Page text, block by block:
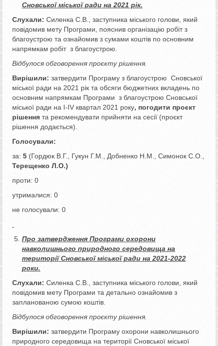
Сновської міської ради на 2021 рік.
Слухали: Силенка С.В., заступника міського голови, який
повідомив мету Програми, пояснив організацію робіт з
благоустрою та ознайомив з сумами коштів по основним
напрямкам робіт з благоустрою.
Відбулося обговорення проєкту рішення.
Вирішили: затвердити Програму з благоустрою Сновської
міської ради на 2021 рік та обсяги бюджетних вкладень по
основним напрямкам Програми з благоустрою Сновської
міської ради на І-ІV квартал 2021 року, погодити проєкт
рішення та рекомендувати прийняти на сесії (проєкт
рішення додається).
Голосували:
за: 5 (Гордюк В.Г., Гукун Г.М., Добненко Н.М., Симонок С.О.,
Терещенко Л.О.)
проти: 0
утрималися: 0
не голосували: 0
Про затвердження Програми охорони
навколишнього природного середовища на
території Сновської міської ради на 2021-2022
роки.
Слухали: Силенка С.В., заступника міського голови, який
повідомив мету Програми та детально ознайомив з
запланованою сумою коштів.
Відбулося обговорення проєкту рішення.
Вирішили: затвердити Програму охорони навколишнього
природного середовища на території Сновської міської